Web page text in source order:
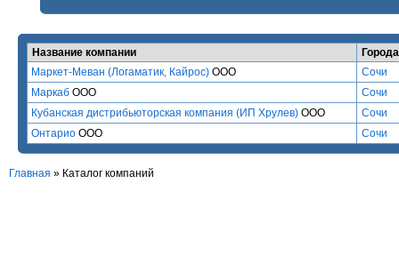
Название компании
Города
Маркет-Меван (Логаматик, Кайрос) ООО
Сочи
Маркаб ООО
Сочи
Кубанская дистрибьюторская компания (ИП Хрулев) ООО
Сочи
Онтарио ООО Сочи
Главная » Каталог компаний